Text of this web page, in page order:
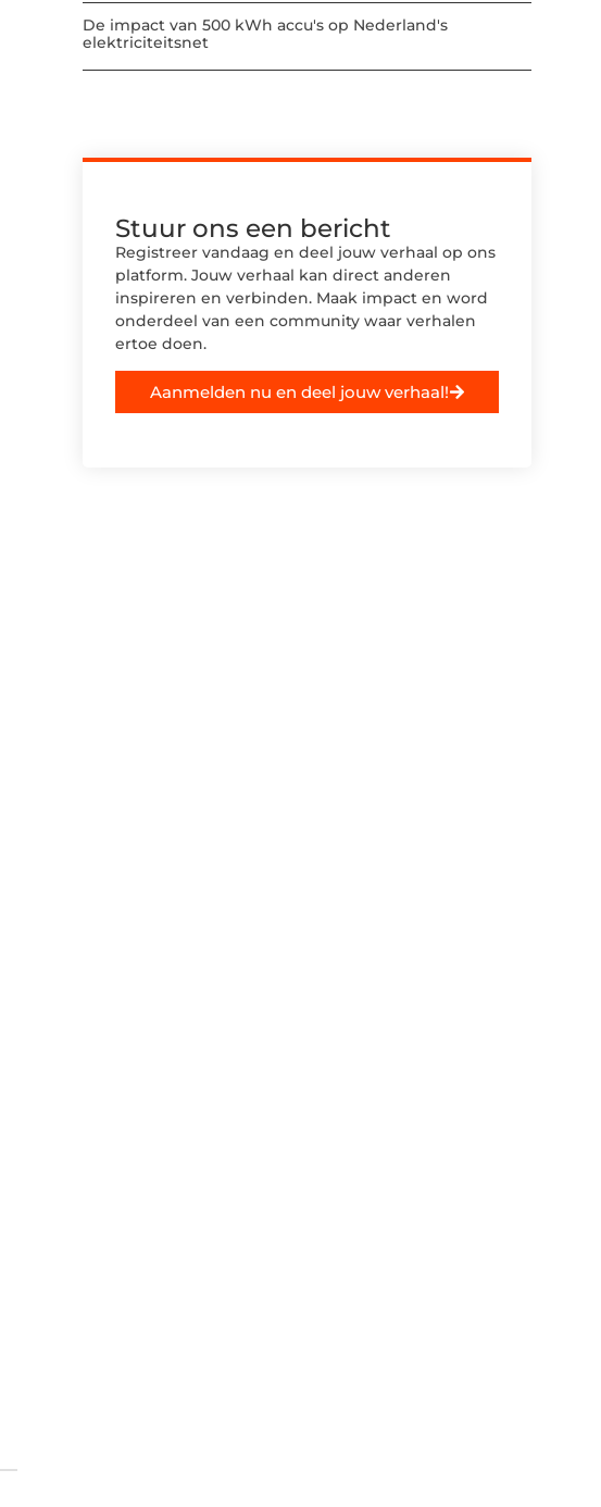
De impact van 500 kWh accu's op Nederland's
elektriciteitsnet
Stuur ons een bericht
Registreer vandaag en deel jouw verhaal op ons
platform. Jouw verhaal kan direct anderen
inspireren en verbinden. Maak impact en word
onderdeel van een community waar verhalen
ertoe doen.
Aanmelden nu en deel jouw verhaal!